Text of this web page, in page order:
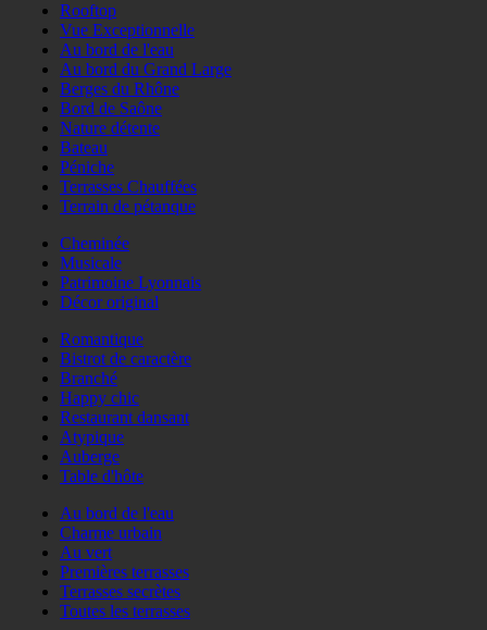
Rooftop
Vue Exceptionnelle
Au bord de l'eau
Au bord du Grand Large
Berges du Rhône
Bord de Saône
Nature détente
Bateau
Péniche
Terrasses Chauffées
Terrain de pétanque
Cheminée
Musicale
Patrimoine Lyonnais
Décor original
Romantique
Bistrot de caractère
Branché
Happy chic
Restaurant dansant
Atypique
Auberge
Table d'hôte
Au bord de l'eau
Charme urbain
Au vert
Premières terrasses
Terrasses secrètes
Toutes les terrasses